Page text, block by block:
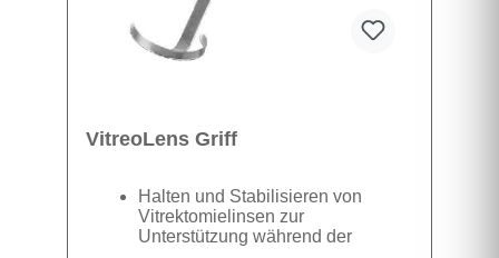
VitreoLens Griff
Halten und Stabilisieren von
Vitrektomielinsen zur
Unterstützung während der